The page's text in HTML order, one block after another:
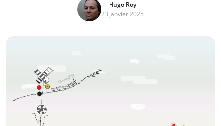
Hugo Roy
23 janvier 2025